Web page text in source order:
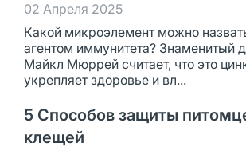
02 Апреля 2025
Какой микроэлемент можно
агентом иммунитета? Знаменитый
Майкл Мюррей считает, что это
укрепляет здоровье и вл...
5 Способов защиты
клещей